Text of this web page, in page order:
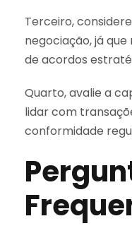
Terceiro,
negociação, já
de acordos
Quarto, avalie a
lidar com
conformidade